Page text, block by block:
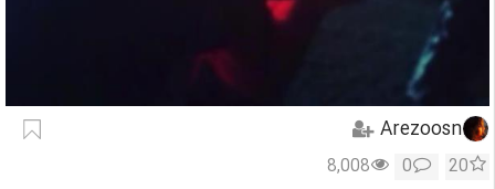
Arezoosn
20
0
8,008